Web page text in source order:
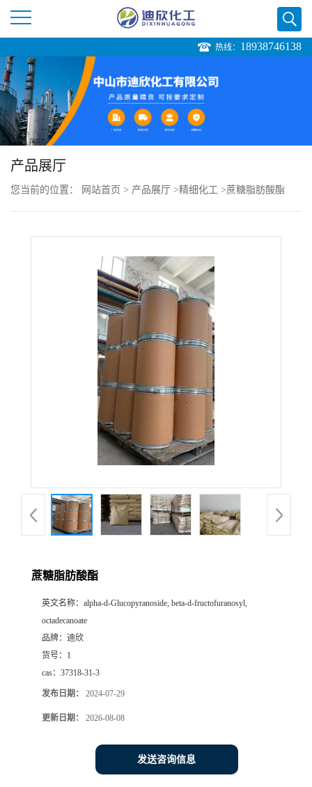
司
首
页
公
厅
热线： 18938746138
产品展厅
您当前的位置： 网站首页 > 产品展厅 >精细化工 >蔗糖脂肪酸酯
蔗糖脂肪酸酯
英文名称： alpha-d-Glucopyranoside, beta-d-fructofuranosyl,
octadecanoate
品牌： 迪欣
货号： 1
cas： 37318-31-3
发布日期： 2024-07-29
更新日期： 2026-08-08
发送咨询信息